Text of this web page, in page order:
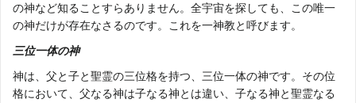
の神など知ることすらありません。全宇宙を探しても、この唯一
の神だけが存在なさるのです。これを一神教と呼びます。
三位一体の神
神は、父と子と聖霊の三位格を持つ、三位一体の神です。その位
格において、父なる神は子なる神とは違い、子なる神と聖霊なる